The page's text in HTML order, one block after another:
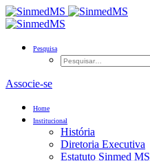
Pesquisa
Associe-se
Home
Institucional
História
Diretoria Executiva
Estatuto Sinmed MS